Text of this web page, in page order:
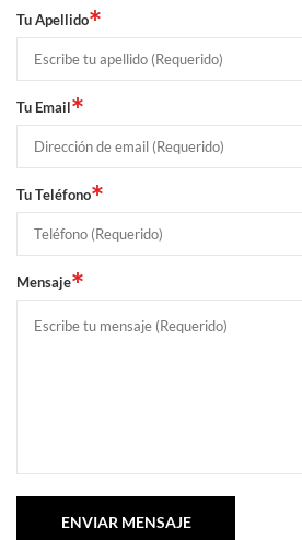
Tu Apellido*
Tu Email*
Tu Teléfono*
Mensaje*